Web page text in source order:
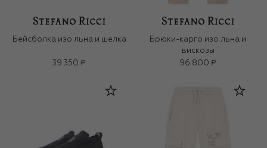
Бейсболка изо льна и шелка
39 350 ₽
Брюки-карго изо льна и
вискозы
96 800 ₽